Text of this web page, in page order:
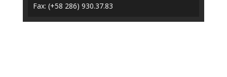
Fax: (+58 286) 930.37.83